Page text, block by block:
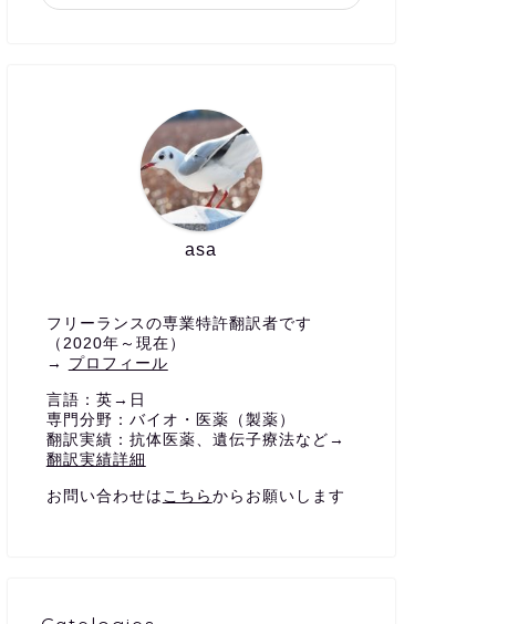
asa
フリーランスの専業特許翻訳者です
（2020年～現在）
→ プロフィール
言語：英→日
専門分野：バイオ・医薬（製薬）
翻訳実績：抗体医薬、遺伝子療法など→
翻訳実績詳細
お問い合わせは こちら からお願いします